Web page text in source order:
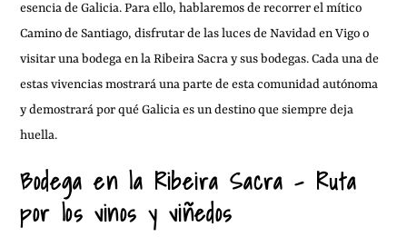
esencia de Galicia. Para ello, hablaremos de recorrer el mítico
Camino de Santiago, disfrutar de las luces de Navidad en Vigo o
visitar una bodega en la Ribeira Sacra y sus bodegas. Cada una de
estas vivencias mostrará una parte de esta comunidad autónoma
y demostrará por qué Galicia es un destino que siempre deja
huella.
Bodega en la Ribeira Sacra – Ruta
por los vinos y viñedos